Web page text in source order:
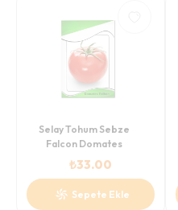
Selay Tohum Sebze
Falcon Domates
₺33.00
Sepete Ekle